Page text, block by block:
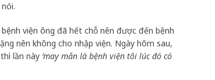
viện ông đã hết chỗ nên được đến bệnh
nên không cho nhập viện. Ngày hôm sau,
lần này ‘may mắn là bệnh viện tôi lúc đó có